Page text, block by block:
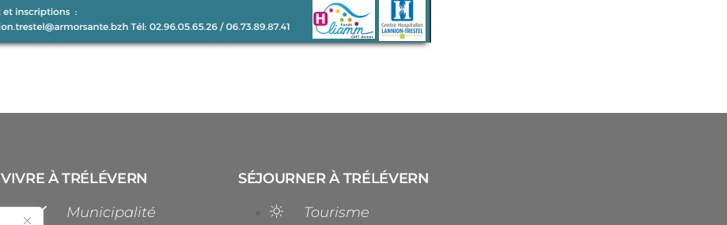
VIVRE À TRÉLÉVERN
Municipalité
SÉJOURNER À TRÉLÉVERN
Tourisme